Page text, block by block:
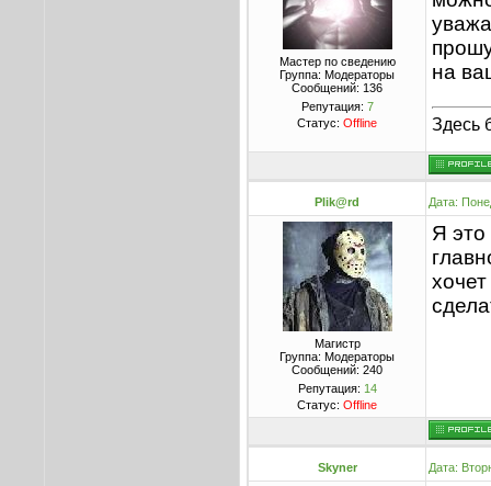
Мастер по сведению
Группа: Модераторы
Сообщений: 136
Репутация: 7
Статус: Offline
на
Здесь
Plik@rd Дата:
Магистр
Группа: Модераторы
Сообщений: 240
Репутация: 14
Статус: Offline
Я это
Skyner Дата: